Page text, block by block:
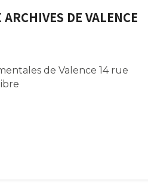
DE VALENCE
de Valence 14 rue